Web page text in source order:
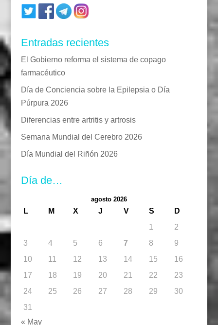
Entradas recientes
El Gobierno reforma el sistema de copago
farmacéutico
Día de Conciencia sobre la Epilepsia o Día
Púrpura 2026
Diferencias entre artritis y artrosis
Semana Mundial del Cerebro 2026
Día Mundial del Riñón 2026
Día de…
agosto 2026
L M X J V S
D
1
2
3
4 5 6 7 8
9
10
11 12 13 14 15
16
17
18 19 20 21 22
23
24
25 26 27 28 29
30
31
« May